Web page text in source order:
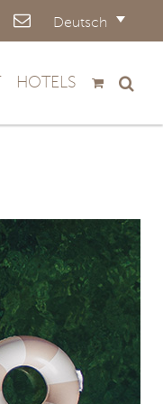
Deutsch
TiktokE-
HOTELS